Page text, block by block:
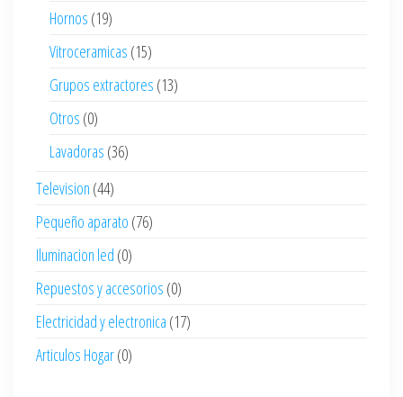
Hornos (19)
Vitroceramicas (15)
Grupos extractores (13)
Otros (0)
Lavadoras (36)
Television (44)
Pequeño aparato (76)
Iluminacion led (0)
Repuestos y accesorios (0)
Electricidad y electronica (17)
Articulos Hogar(0)